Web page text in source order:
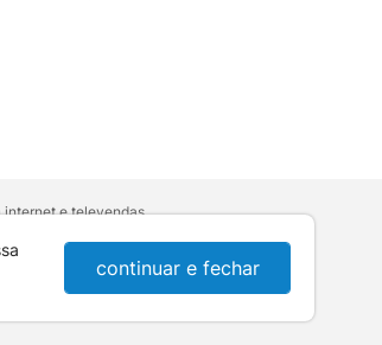
internet e televendas.
continuar e fechar